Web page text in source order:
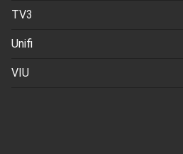
TV3
Unifi
VIU